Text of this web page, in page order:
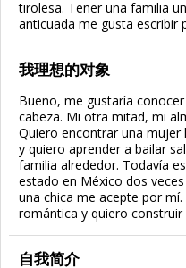
tirolesa. Tener una familia
anticuada me gusta escribir
我理想的对象
Bueno, me gustaría
cabeza. Mi otra mitad, mi
Quiero encontrar una mujer
y quiero aprender a bailar
familia alrededor. Todavía
estado en México dos
una chica me acepte por
romántica y quiero construir
自我简介